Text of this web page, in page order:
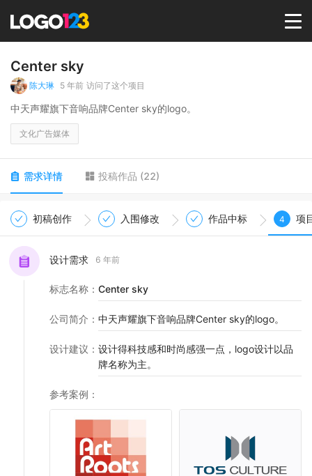
选择套餐→
LOGO
Center sky
陈大琳 5 年前 访问了这个项目
中天声耀旗下音响品牌Center sky的logo。
文化广告媒体
需求详情 投稿作品 (22)
初稿创作 入围修改 作品中标 4 项
设计需求 6 年前
标志名称 ： Center sky
公司简介 ： 中天声耀旗下音响品牌Center sky的logo。
设计建议 ： 设计得科技感和时尚感强一点，logo设计以品
牌名称为主。
参考案例 ：